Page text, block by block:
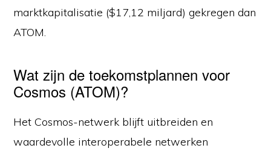
marktkapitalisatie ($17,12 miljard) gekregen dan
ATOM.
Wat zijn de toekomstplannen voor
Cosmos (ATOM)?
Het Cosmos-netwerk blijft uitbreiden en
waardevolle interoperabele netwerken